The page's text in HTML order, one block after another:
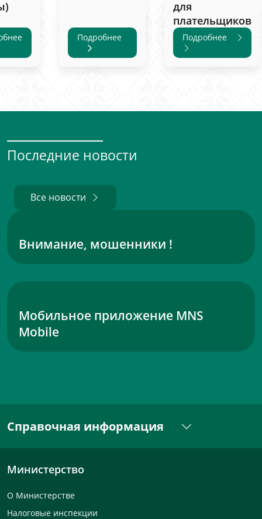
Подробнее
для
плательщиков
Подробнее
Последние новости
Все новости
Внимание, мошенники !
Мобильное приложение MNS
Mobile
Справочная информация
Министерство
О Министерстве
Налоговые инспекции